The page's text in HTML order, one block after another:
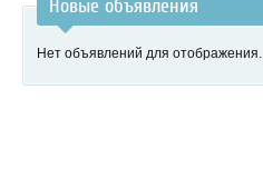
Новые объявления
Нет объявлений для отображения.